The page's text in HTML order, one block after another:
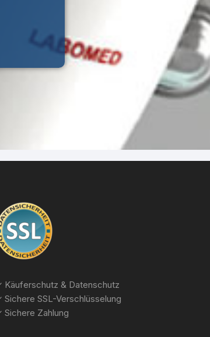
Käuferschutz & Datenschutz
Sichere SSL-Verschlüsselung
Sichere Zahlung